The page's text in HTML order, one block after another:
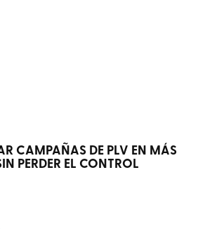
CAMPAÑAS DE PLV EN MÁS
PERDER EL CONTROL